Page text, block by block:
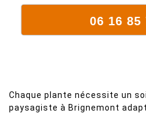
06 16 85
Chaque plante nécessite un
paysagiste à Brignemont